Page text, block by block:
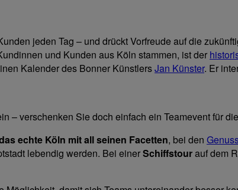
jeden Tag – und drückt Vorfreude auf die
und Kunden aus Köln stammen, ist der
Kalender des Bonner KünstlersJan Künster. Er
– verschenken Sie doch einfach ein Teamevent für
echte Köln mit all seinen Facetten, bei den
lebendig werden. Bei einerSchiffstourauf dem